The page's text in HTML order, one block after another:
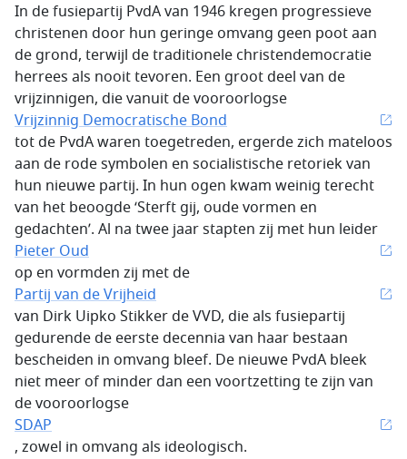
In de fusiepartij PvdA van 1946 kregen progressieve
christenen door hun geringe omvang geen poot aan
de grond, terwijl de traditionele christendemocratie
herrees als nooit tevoren. Een groot deel van de
vrijzinnigen, die vanuit de vooroorlogse
Vrijzinnig Democratische Bond
tot de PvdA waren toegetreden, ergerde zich mateloos
aan de rode symbolen en socialistische retoriek van
hun nieuwe partij. In hun ogen kwam weinig terecht
van het beoogde ‘Sterft gij, oude vormen en
gedachten’. Al na twee jaar stapten zij met hun leider
Pieter Oud
op en vormden zij met de
Partij van de Vrijheid
van Dirk Uipko Stikker de VVD, die als fusiepartij
gedurende de eerste decennia van haar bestaan
bescheiden in omvang bleef. De nieuwe PvdA bleek
niet meer of minder dan een voortzetting te zijn van
de vooroorlogse
SDAP
, zowel in omvang als ideologisch.